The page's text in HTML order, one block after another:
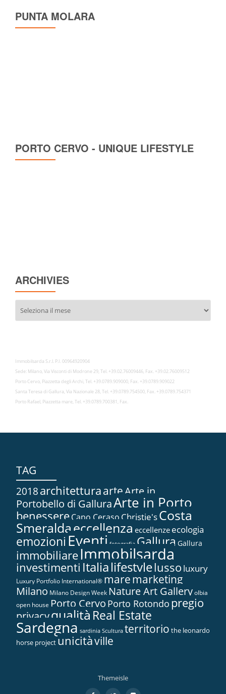
PUNTA MOLARA
PORTO CERVO - UNIQUE LIFESTYLE
ARCHIVIES
Immobilsarda S.r.l. P.I. 00964920904
Sede: Milano, Via Visconti di Modrone 29, Tel. +39.02.76009446, Fax. +39.02.76009512
Porto Cervo, Piazzetta degli Archi, Tel. +39.0789.909000, Fax. +39.0789.909022
Santa Teresa di Gallura, Via Nazionale 28, Tel. +39.0789.754500, Fax. +39.0789.754371
Porto Rafael, Piazzetta mare, Tel. +39.0789.700381, Fax.
TAG
2018architetturaarteArte in...
Portobello di GalluraArte in Porto
benessereCapo Ceraso Christie'sCosta
Smeraldaeccellenza eccellenze ecologia
emozioni Eventi fotografia Gallura Gallura
immobiliareImmobilsarda
investimenti Italialifestylelusso luxury
Luxury Portfolio International® maremarketing
Milano Milano Design Week Nature Art Galleryolbia
open house Porto Cervo Porto Rotondo pregio
privacyqualità Real Estate
Sardegna sardinia Scultura territorio the leonardo
horse project unicitàville
Themeisle